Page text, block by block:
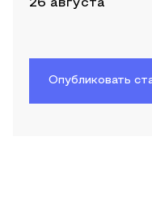
26 августа
Опубликовать